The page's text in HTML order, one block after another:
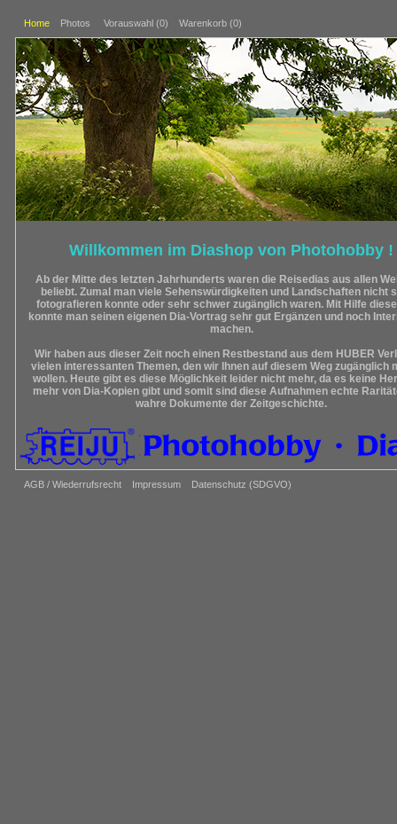
Home Photos Vorauswahl (0) Warenkorb (0)
AGB / Wiederrufsrecht Impressum Datenschutz (SDGVO)
Willkommen im Diashop von Photohobby !
Ab der Mitte des letzten Jahrhunderts waren die Reisedias aus allen
beliebt. Zumal man viele Sehenswürdigkeiten und Landschaften nicht
fotografieren konnte oder sehr schwer zugänglich waren. Mit Hilfe
konnte man seinen eigenen Dia-Vortrag sehr gut Ergänzen und noch
machen.
Wir haben aus dieser Zeit noch einen Restbestand aus dem HUBER
vielen interessanten Themen, den wir Ihnen auf diesem Weg zugänglich
wollen. Heute gibt es diese Möglichkeit leider nicht mehr, da es keine
mehr von Dia-Kopien gibt und somit sind diese Aufnahmen echte
wahre Dokumente der Zeitgeschichte.